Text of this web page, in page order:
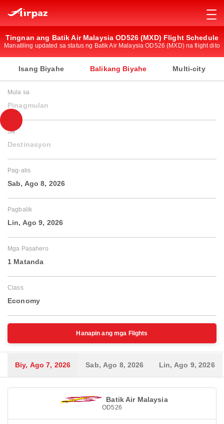
Tingnan ang Batik Air Malaysia OD526 (MXD) Flight Schedule
Manatiling updated sa status ng Batik Air Malaysia OD526 (MXD) na flight dito
Isang Biyahe Balikang Biyahe Multi-city
Mula sa
Pinagmulan
Sa
Destinasyon
Pag-alis
Sab, Ago 8, 2026
Pagbalik
Lin, Ago 9, 2026
Mga Pasahero
1 Matanda
Class
Economy
Hanapin ang mga Flights
Biy, Ago 7, 2026 Sab, Ago 8, 2026 Lin, Ago 9, 2026
Batik Air Malaysia
OD526